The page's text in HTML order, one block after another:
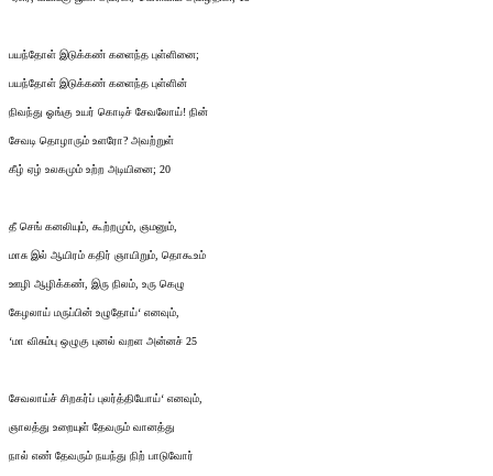
பயந்தோள் இடுக்கண் களைந்த புள்ளினை;
பயந்தோள் இடுக்கண் களைந்த புள்ளின்
நிவந்து ஓங்கு உயர் கொடிச் சேவலோய்! நின்
சேவடி தொழாரும் உளரோ? அவற்றுள்
கீழ் ஏழ் உலகமும் உற்ற அடியினை; 20
தீ செங் கனலியும், கூற்றமும், ஞமனும்,
மாசு இல் ஆயிரம் கதிர் ஞாயிறும், தொகூஉம்
ஊழி ஆழிக்கண், இரு நிலம், உரு கெழு
கேழலாய் மருப்பின் உழுதோய்‘ எனவும்,
‘மா விசும்பு ஒழுகு புனல் வறள அன்னச் 25
சேவலாய்ச் சிறகர்ப் புலர்த்தியோய்‘ எனவும்,
ஞாலத்து உறையுள் தேவரும் வானத்து
நால் எண் தேவரும் நயந்து நிற் பாடுவோர்